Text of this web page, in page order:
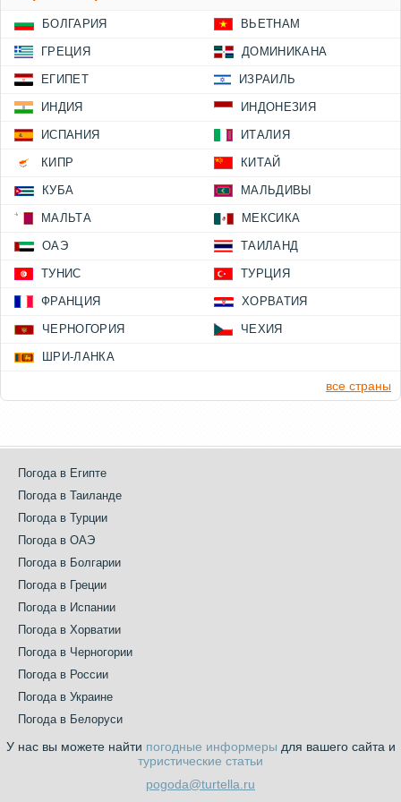
БОЛГАРИЯ ВЬЕТНАМ
ГРЕЦИЯ ДОМИНИКАНА
ЕГИПЕТ ИЗРАИЛЬ
ИНДИЯ ИНДОНЕЗИЯ
ИСПАНИЯ ИТАЛИЯ
КИПР КИТАЙ
КУБА МАЛЬДИВЫ
МАЛЬТА МЕКСИКА
ОАЭ ТАИЛАНД
ТУНИС ТУРЦИЯ
ФРАНЦИЯ ХОРВАТИЯ
ЧЕРНОГОРИЯ ЧЕХИЯ
ШРИ-ЛАНКА
все страны
Погода в Египте
Погода в Таиланде
Погода в Турции
Погода в ОАЭ
Погода в Болгарии
Погода в Греции
Погода в Испании
Погода в Хорватии
Погода в Черногории
Погода в России
Погода в Украине
Погода в Белоруси
У нас вы можете найти погодные информеры для вашего сайта и
туристические статьи
pogoda@turtella.ru